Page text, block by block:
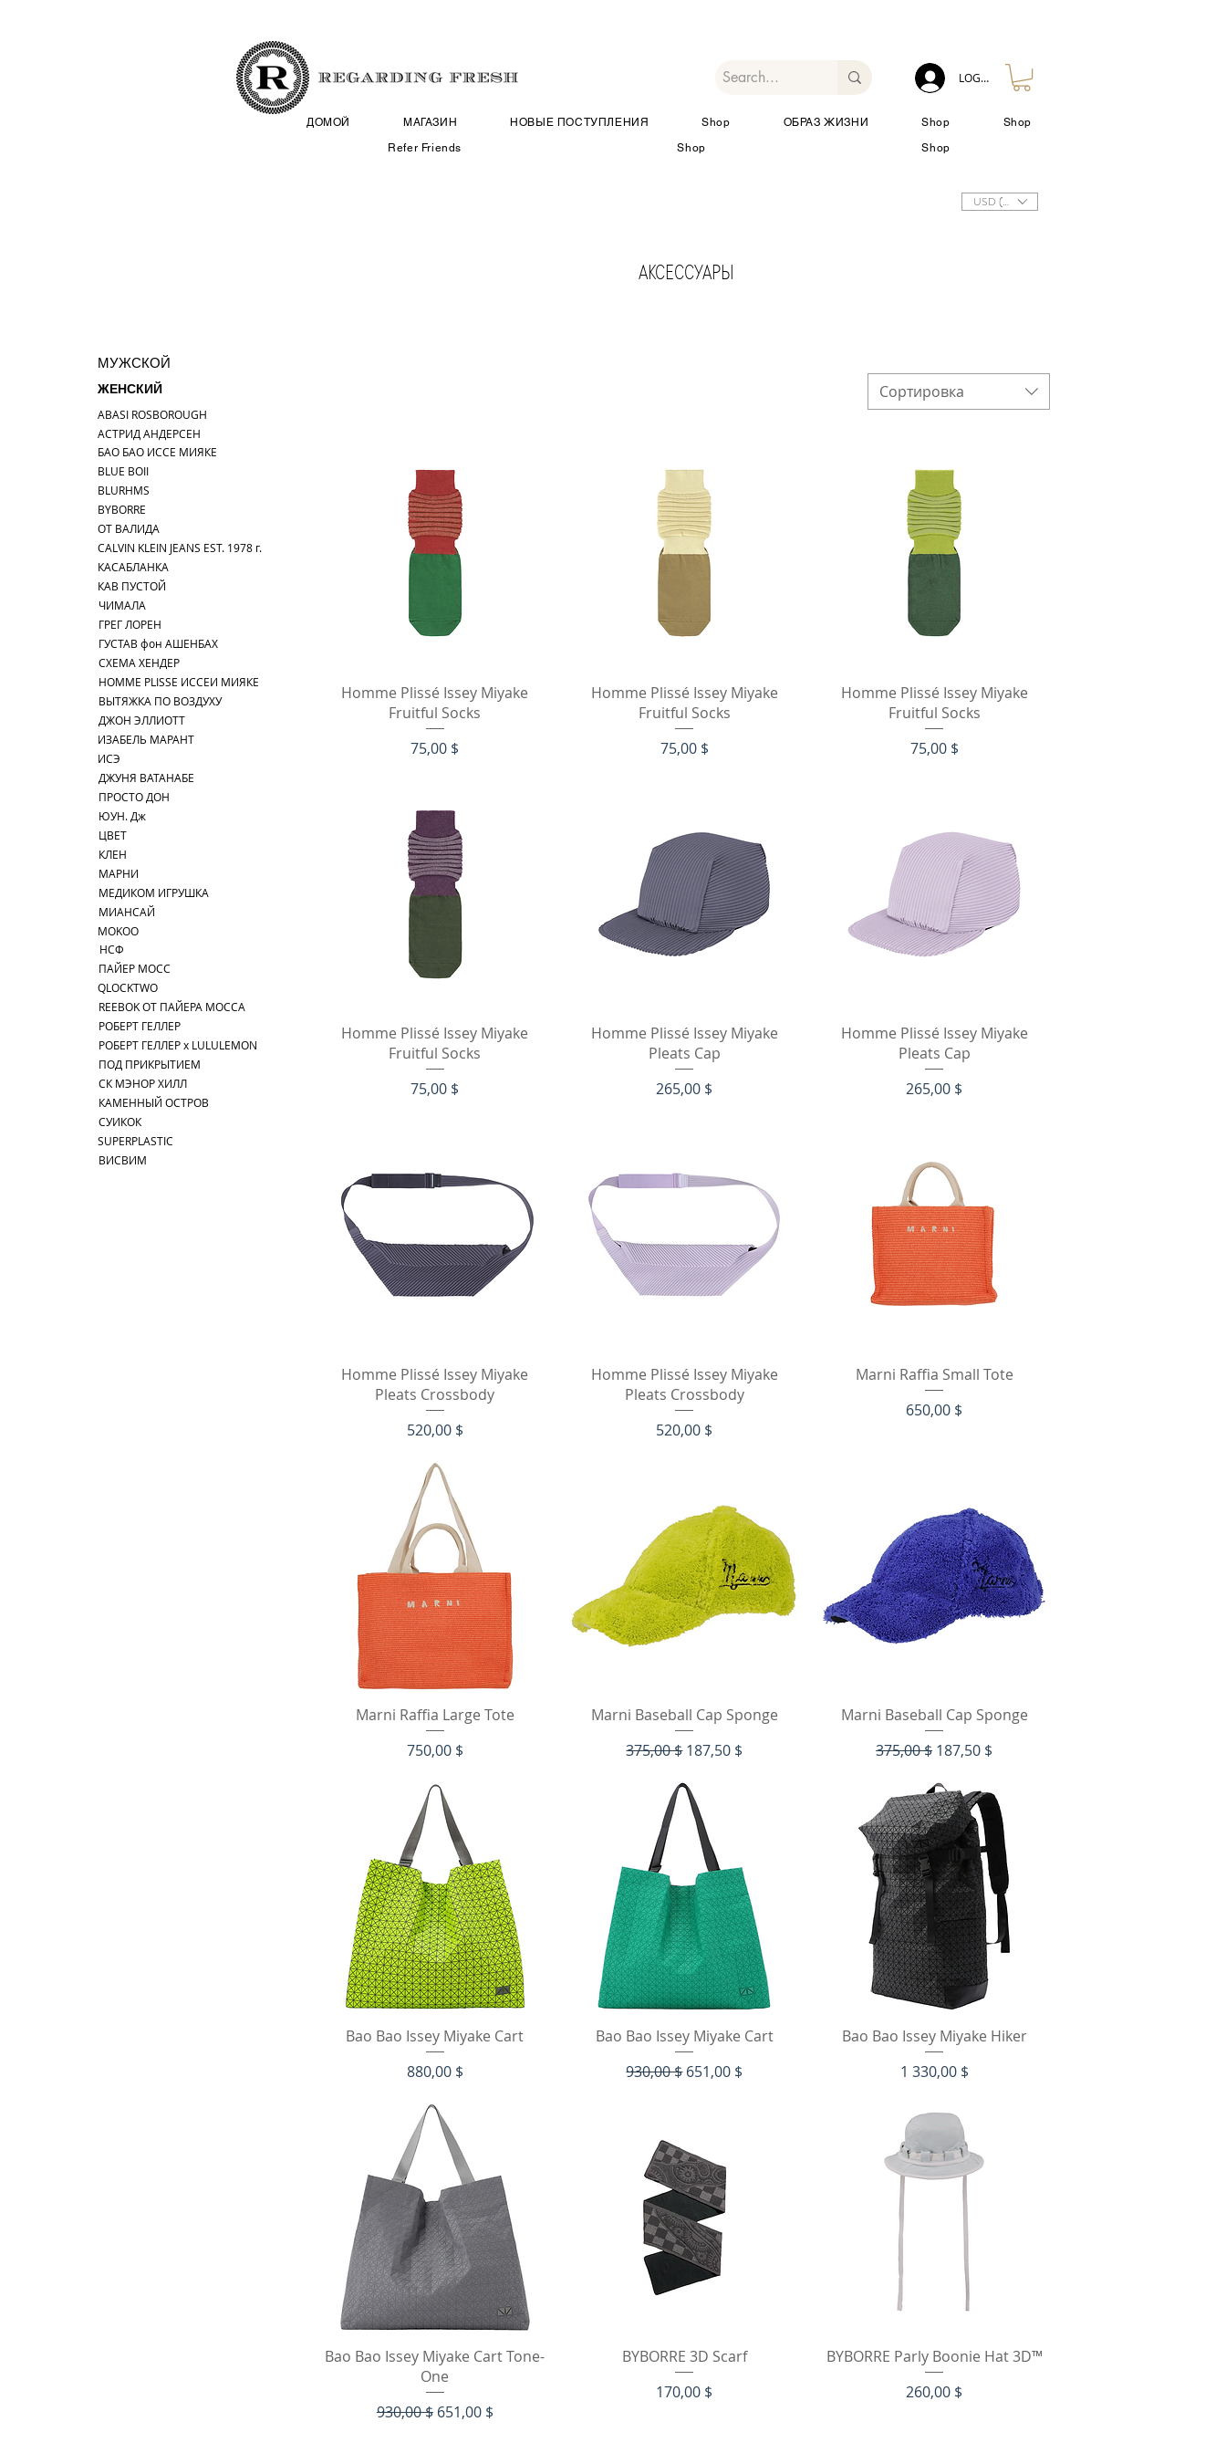
ДОМОЙ МАГАЗИН НОВЫЕ ПОСТУПЛЕНИЯ Shop ОБРАЗ ЖИЗНИ Shop
Shop
Refer Friends
Shop Shop
LOG IN
USD ($)
АКСЕССУАРЫ
МУЖСКОЙ
ЖЕНСКИЙ
ABASI ROSBOROUGH
АСТРИД АНДЕРСЕН
БАО БАО ИССЕ МИЯКЕ
BLUE BOII
BLURHMS
BYBORRE
ОТ ВАЛИДА
CALVIN KLEIN JEANS EST. 1978 г.
КАСАБЛАНКА
КАВ ПУСТОЙ
ЧИМАЛА
ГРЕГ ЛОРЕН
ГУСТАВ фон АШЕНБАХ
СХЕМА ХЕНДЕР
HOMME PLISSE ИССЕИ МИЯКЕ
ВЫТЯЖКА ПО ВОЗДУХУ
ДЖОН ЭЛЛИОТТ
ИЗАБЕЛЬ МАРАНТ
ИСЭ
ДЖУНЯ ВАТАНАБЕ
ПРОСТО ДОН
ЮУН. Дж
ЦВЕТ
КЛЕН
МАРНИ
МЕДИКОМ ИГРУШКА
МИАНСАЙ
НСФ
MOKOO
ПАЙЕР МОСС
QLOCKTWO
REEBOK ОТ ПАЙЕРА МОССА
РОБЕРТ ГЕЛЛЕР
РОБЕРТ ГЕЛЛЕР x LULULEMON
ПОД ПРИКРЫТИЕМ
СК МЭНОР ХИЛЛ
КАМЕННЫЙ ОСТРОВ
СУИКОК
SUPERPLASTIC
ВИСВИМ
Сортировка
Быстрый просмотр
Homme Plissé Issey Miyake
Fruitful Socks
Цена
75,00 $
Быстрый просмотр
Homme Plissé Issey Miyake
Fruitful Socks
Цена
75,00 $
Быстрый просмотр
Homme Plissé Issey Miyake
Fruitful Socks
Цена
75,00 $
Быстрый просмотр
Homme Plissé Issey Miyake
Fruitful Socks
Цена
75,00 $
Быстрый просмотр
Homme Plissé Issey Miyake
Pleats Cap
Цена
265,00 $
Быстрый просмотр
Homme Plissé Issey Miyake
Pleats Cap
Цена
265,00 $
Быстрый просмотр
Homme Plissé Issey Miyake
Pleats Crossbody
Цена
520,00 $
Быстрый просмотр
Homme Plissé Issey Miyake
Pleats Crossbody
Цена
520,00 $
Быстрый просмотр
Marni Raffia Small Tote
Цена
650,00 $
Быстрый просмотр
Marni Raffia Large Tote
Цена
750,00 $
Быстрый просмотр
Marni Baseball Cap Sponge
Обычная цена
375,00 $ Цена со скидкой
187,50 $
Быстрый просмотр
Marni Baseball Cap Sponge
Обычная цена
375,00 $ Цена со скидкой
187,50 $
Быстрый просмотр
Bao Bao Issey Miyake Cart
Цена
880,00 $
Быстрый просмотр
Bao Bao Issey Miyake Cart
Обычная цена
930,00 $ Цена со скидкой
651,00 $
Быстрый просмотр
Bao Bao Issey Miyake Hiker
Цена
1 330,00 $
Быстрый просмотр
Bao Bao Issey Miyake Cart Tone-
One
Обычная цена
930,00 $ Цена со скидкой
651,00 $
Быстрый просмотр
BYBORRE 3D Scarf
Цена
170,00 $
Быстрый просмотр
BYBORRE Parly Boonie Hat 3D™
Цена
260,00 $